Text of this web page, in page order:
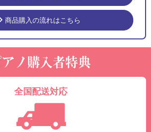
商品購入の流れはこちら
全国配送対応